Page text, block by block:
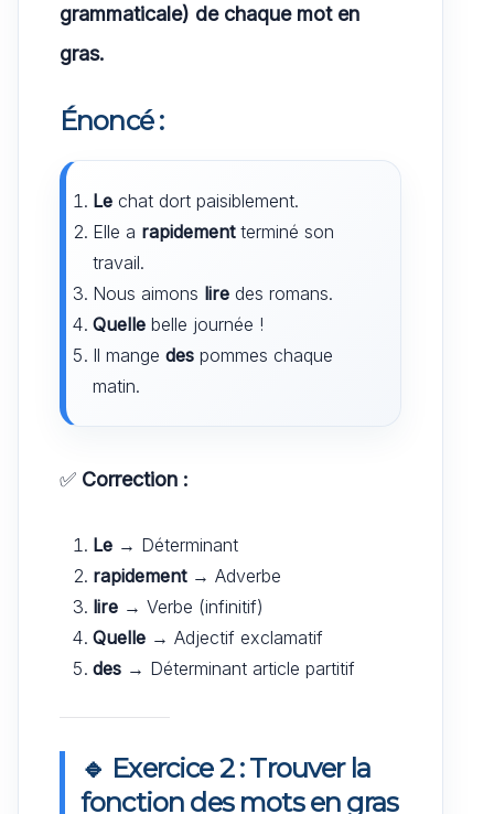
grammaticale) de chaque mot en
gras.
Énoncé :
Le chat dort paisiblement.
Elle a rapidementterminé son
travail.
Nous aimons lire des romans.
Quelle belle journée !
Il mange des pommes chaque
matin.
✅ Correction :
Le → Déterminant
rapidement→ Adverbe
lire → Verbe (infinitif)
Quelle → Adjectif exclamatif
des → Déterminant article partitif
🔹 Exercice 2 : Trouver la
fonction des mots en gras